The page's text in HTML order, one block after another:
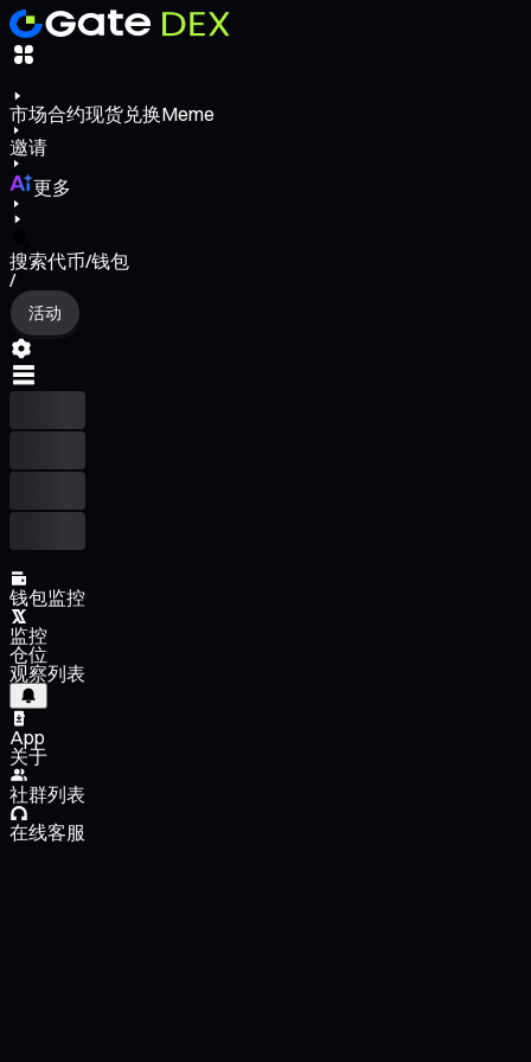
市场合约现货兑换Meme
邀请
更多
搜索代币/钱包
/
活动
钱包监控
监控
仓位
观察列表
App
关于
社群列表
在线客服